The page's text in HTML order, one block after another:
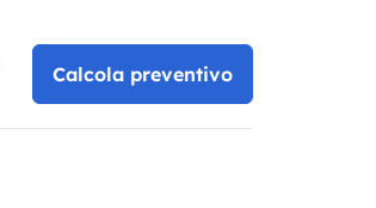
Calcola preventivo